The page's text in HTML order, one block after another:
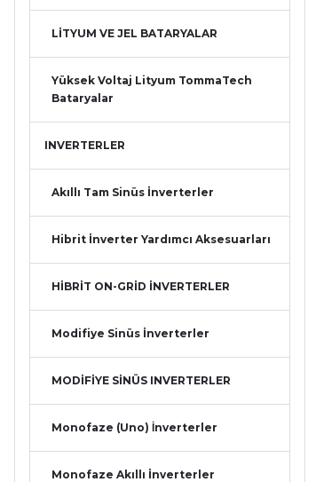
LİTYUM VE JEL BATARYALAR
Yüksek Voltaj Lityum TommaTech
Bataryalar
INVERTERLER
Akıllı Tam Sinüs İnverterler
Hibrit İnverter Yardımcı Aksesuarları
HİBRİT ON-GRİD İNVERTERLER
Modifiye Sinüs İnverterler
MODİFİYE SİNÜS INVERTERLER
Monofaze (Uno) İnverterler
Monofaze Akıllı İnverterler